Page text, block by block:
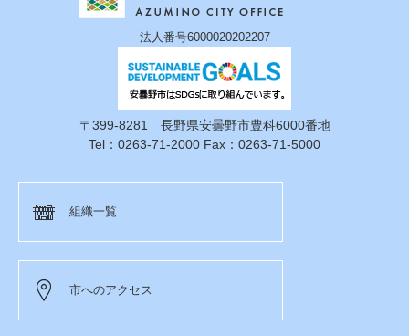
法人番号6000020202207
〒399-8281 長野県安曇野市豊科6000番地
Tel：0263-71-2000 Fax：0263-71-5000
組織一覧
市へのアクセス